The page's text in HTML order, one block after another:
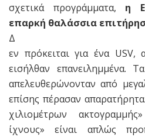
σχετικά προγράμματα, η
επαρκή θαλάσσια
Δ
εν πρόκειται για ένα
εισήλθαν επανειλημμένα.
απελευθερώνονταν από
επίσης πέρασαν
χιλιομέτρων
ίχνους» είναι απλώς